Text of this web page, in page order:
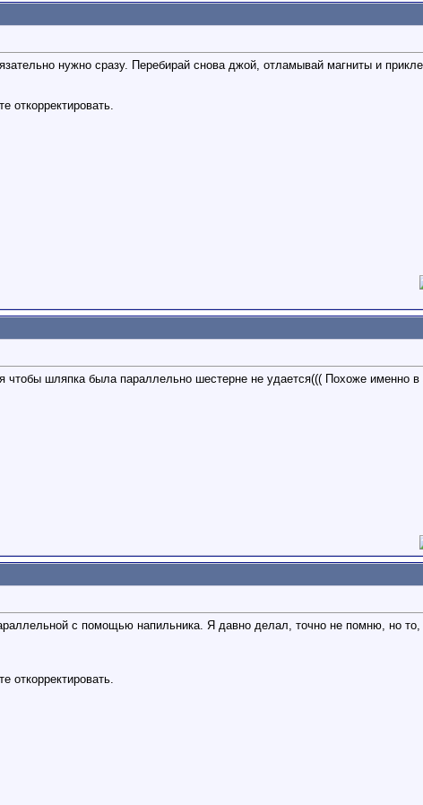
нужно сразу. Перебирай снова джой, отламывай магниты и
откорректировать.
шляпка была параллельно шестерне не удается((( Похоже именно
с помощью напильника. Я давно делал, точно не помню, но
откорректировать.